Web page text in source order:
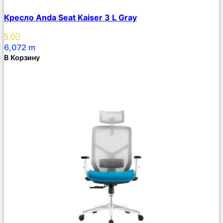
Описание
Избранное
Кресло Anda Seat Kaiser 3 L Gray
5.0
6,072 m
В Корзину